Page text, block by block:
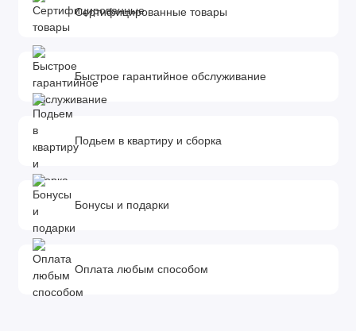
Сертифицированные товары
Быстрое гарантийное обслуживание
Подьем в квартиру и сборка
Бонусы и подарки
Оплата любым способом